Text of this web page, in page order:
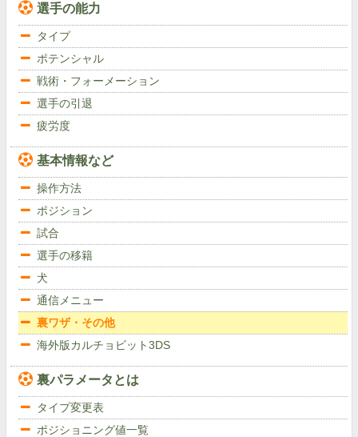
選手の能力
タイプ
ポテンシャル
戦術・フォーメーション
選手の引退
疲労度
基本情報など
操作方法
ポジション
試合
選手の移籍
犬
通信メニュー
裏ワザ・その他
海外版カルチョビット3DS
裏パラメータとは
タイプ変更表
ポジショニング値一覧